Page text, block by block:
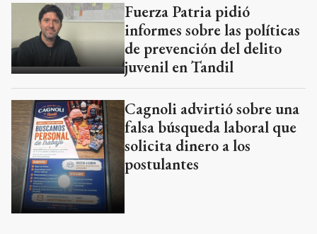
Fuerza Patria pidió
informes sobre las políticas
de prevención del delito
juvenil en Tandil
Cagnoli advirtió sobre una
falsa búsqueda laboral que
solicita dinero a los
postulantes